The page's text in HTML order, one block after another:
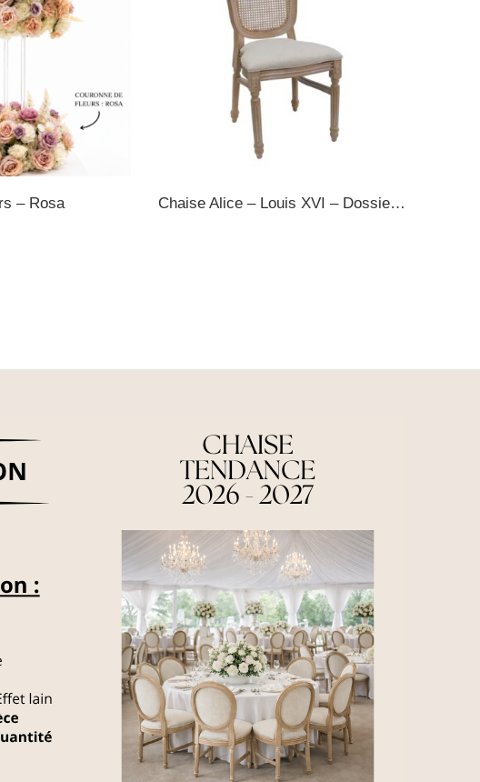
– Rosa
Chaise Alice – Louis XVI – Dossier cannage